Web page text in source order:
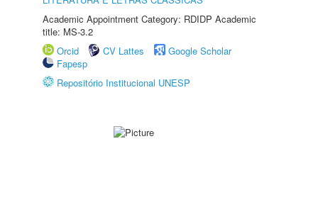
Academic Appointment Category: RDIDP Academic
title: MS-3.2
Orcid
CV Lattes
Google Scholar
Fapesp
Repositório Institucional UNESP